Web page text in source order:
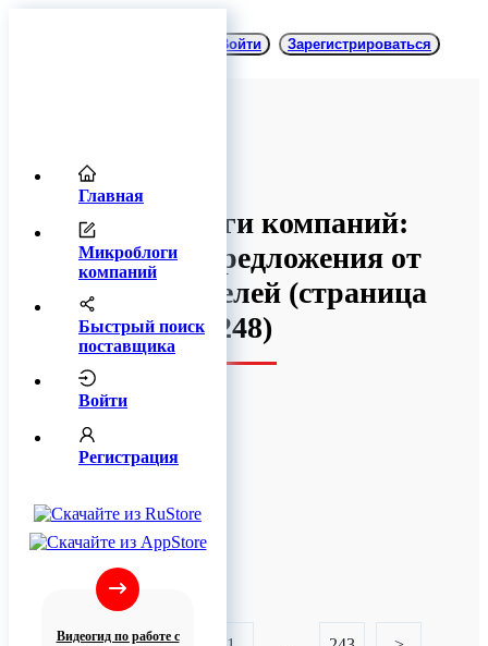
Главная
Микроблоги
компаний
Быстрый поиск
поставщика
Войти
Регистрация
Видеогид по работе с
Войти Зарегистрироваться
Микроблоги компаний:
товары и предложения от
производителей(cтраница
248)